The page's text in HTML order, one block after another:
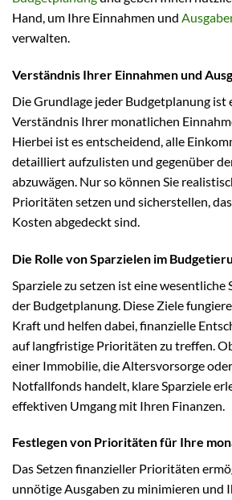
Hand, um Ihre Einnahmen und
verwalten.
Verständnis Ihrer Einnahmen und
Die Grundlage jeder Budgetplanung ist
Verständnis Ihrer monatlichen
Hierbei ist es entscheidend, alle
detailliert aufzulisten und gegenüber
abzuwägen. Nur so können Sie
Prioritäten setzen und sicherstellen,
Kosten abgedeckt sind.
Die Rolle von Sparzielen im
Sparziele zu setzen ist eine wesentliche
der Budgetplanung. Diese Ziele
Kraft und helfen dabei, finanzielle
auf langfristige Prioritäten zu treffen.
einer Immobilie, die Altersvorsorge
Notfallfonds handelt, klare Sparziele
effektiven Umgang mit Ihren Finanzen.
Festlegen von Prioritäten für Ihre
Das Setzen finanzieller Prioritäten
unnötige Ausgaben zu minimieren und